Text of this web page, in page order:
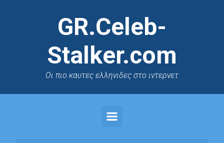
GR.Celeb-
Stalker.com
Oι πιο καυτες ελληνιδες στο ιντερνετ